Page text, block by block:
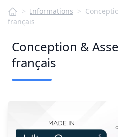
> Informations >
français
Conception &
français